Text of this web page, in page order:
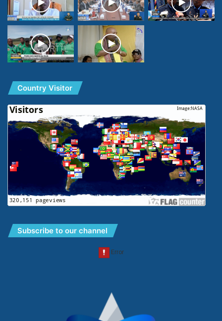
Country Visitor
Subscribe to our channel